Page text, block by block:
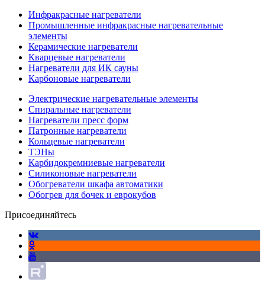
Инфракрасные нагреватели
Промышленные инфракрасные нагревательные
элементы
Керамические нагреватели
Кварцевые нагреватели
Нагреватели для ИК сауны
Карбоновые нагреватели
Электрические нагревательные элементы
Спиральные нагреватели
Нагреватели пресс форм
Патронные нагреватели
Кольцевые нагреватели
ТЭНы
Карбидокремниевые нагреватели
Силиконовые нагреватели
Обогреватели шкафа автоматики
Обогрев для бочек и еврокубов
Присоединяйтесь